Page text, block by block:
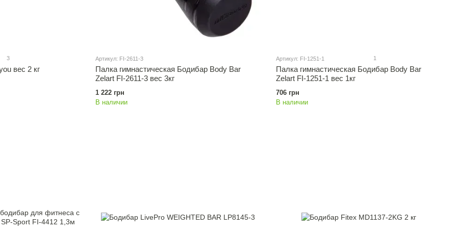
3
вес 2 кг
Артикул: FI-2611-3
Палка гимнастическая Бодибар Body Bar
Zelart FI-2611-3 вес 3кг
1 222 грн
В наличии
Артикул: FI-1251-1 1
Палка гимнастическая Бодибар Body Bar
Zelart FI-1251-1 вес 1кг
706 грн
В наличии